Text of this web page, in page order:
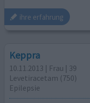
ihre erfahrung
Keppra
10.11.2013 | Frau | 39
Levetiracetam (750)
Epilepsie